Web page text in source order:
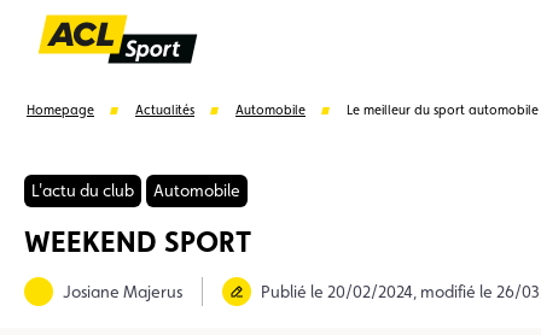
Suggestions
Homepage Actualités Automobile Le meilleur du sport
L'actu du club Automobile
WEEKEND SPORT
Josiane Majerus Publié le 20/02/2024, modifié le 26/